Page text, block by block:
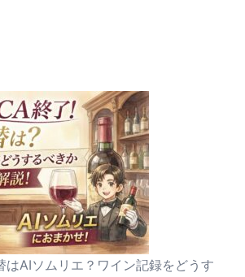
AIソムリエ？ワイン記録をどうす